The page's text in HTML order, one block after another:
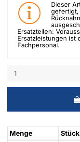
Dieser
gefertigt,
Ersatzteilen:
Ersatzleistungen ist
Fachpersonal.
Menge